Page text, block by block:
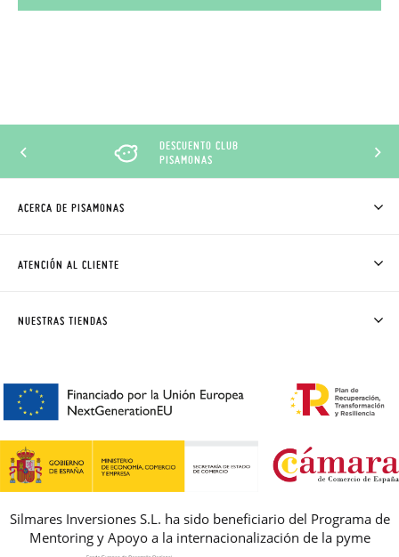
DESCUENTO CLUB
PISAMONAS
ACERCA DE PISAMONAS
CÓMO COMPRAR
AVISO LEGAL, PRIVACIDAD Y COOKIES
REBAJAS
ATENCIÓN AL CLIENTE
PREGUNTAS FRECUENTES
NUESTRAS TIENDAS
Silmares Inversiones S.L. ha sido beneficiario del Programa de
Mentoring y Apoyo a la internacionalización de la pyme